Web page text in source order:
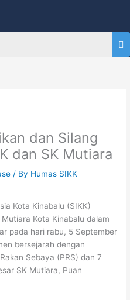
dan Silang
dan SK Mutiara
/ By Humas SIKK
Kota Kinabalu (SIKK)
Kota Kinabalu dalam
pada hari rabu, 5 September
bersejarah dengan
Sebaya (PRS) dan 7
SK Mutiara, Puan